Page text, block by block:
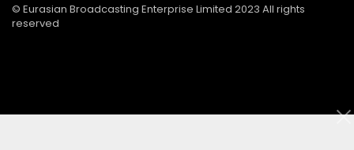
© Eurasian Broadcasting Enterprise Limited 2023 All rights
reserved